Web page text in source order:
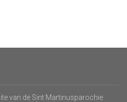
van de Sint Martinusparochie